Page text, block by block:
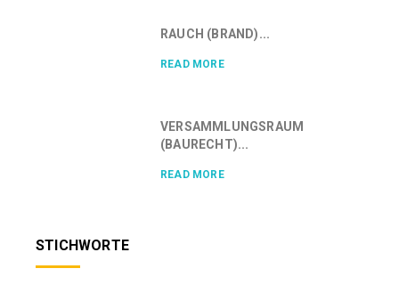
RAUCH (BRAND)...
READ MORE
VERSAMMLUNGSRAUM
(BAURECHT)...
READ MORE
STICHWORTE